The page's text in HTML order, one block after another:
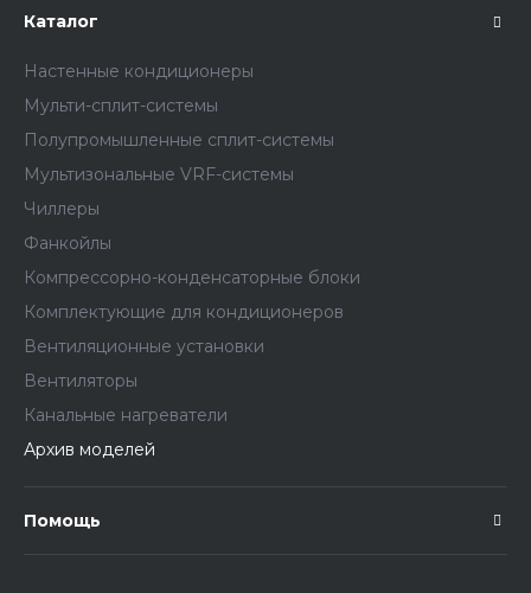
Каталог
Настенные кондиционеры
Мульти-сплит-системы
Полупромышленные сплит-системы
Мультизональные VRF-системы
Чиллеры
Фанкойлы
Компрессорно-конденсаторные блоки
Комплектующие для кондиционеров
Вентиляционные установки
Вентиляторы
Канальные нагреватели
Архив моделей
Помощь